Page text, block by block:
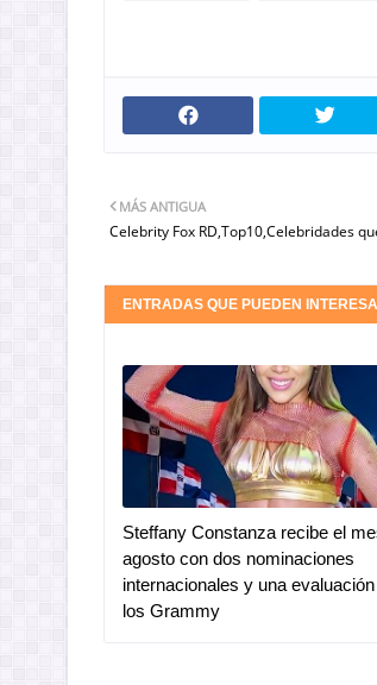
MÁS ANTIGUA
Celebrity Fox RD,Top10,Celebridades
ENTRADAS QUE PUEDEN
Steffany Constanza recibe el
agosto con dos nominaciones
internacionales y una
los Grammy